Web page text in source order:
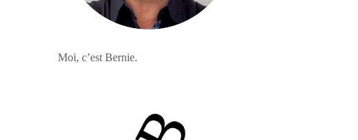
Moi, c’est Bernie.